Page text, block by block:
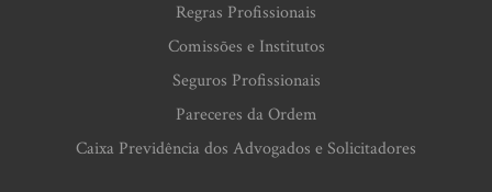
Regras Profissionais
Comissões e Institutos
Seguros Profissionais
Pareceres da Ordem
Caixa Previdência dos Advogados e Solicitadores